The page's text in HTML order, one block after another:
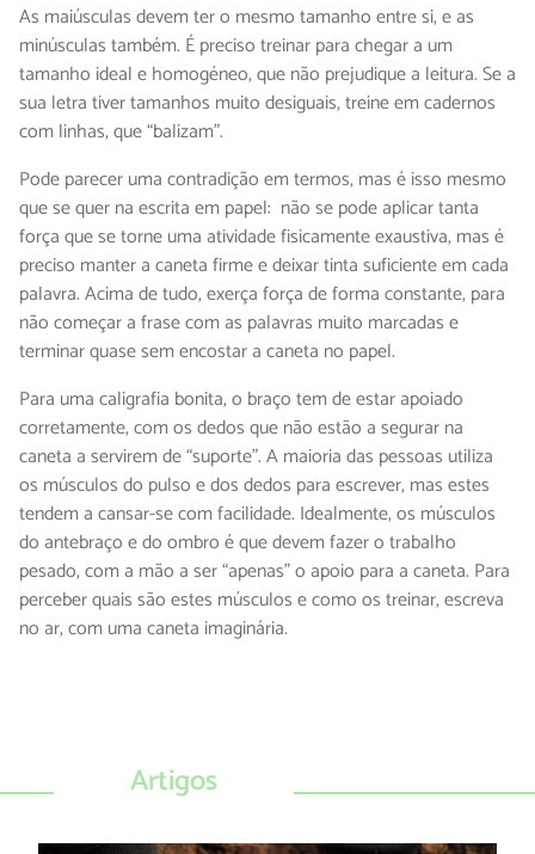
As maiúsculas devem ter o mesmo tamanho entre si, e as
minúsculas também. É preciso treinar para chegar a um
tamanho ideal e homogéneo, que não prejudique a leitura. Se a
sua letra tiver tamanhos muito desiguais, treine em cadernos
com linhas, que “balizam”.
Pode parecer uma contradição em termos, mas é isso mesmo
que se quer na escrita em papel: não se pode aplicar tanta
força que se torne uma atividade fisicamente exaustiva, mas é
preciso manter a caneta firme e deixar tinta suficiente em cada
palavra. Acima de tudo, exerça força de forma constante, para
não começar a frase com as palavras muito marcadas e
terminar quase sem encostar a caneta no papel.
Para uma caligrafia bonita, o braço tem de estar apoiado
corretamente, com os dedos que não estão a segurar na
caneta a servirem de “suporte”. A maioria das pessoas utiliza
os músculos do pulso e dos dedos para escrever, mas estes
tendem a cansar-se com facilidade. Idealmente, os músculos
do antebraço e do ombro é que devem fazer o trabalho
pesado, com a mão a ser “apenas” o apoio para a caneta. Para
perceber quais são estes músculos e como os treinar, escreva
no ar, com uma caneta imaginária.
Artigos